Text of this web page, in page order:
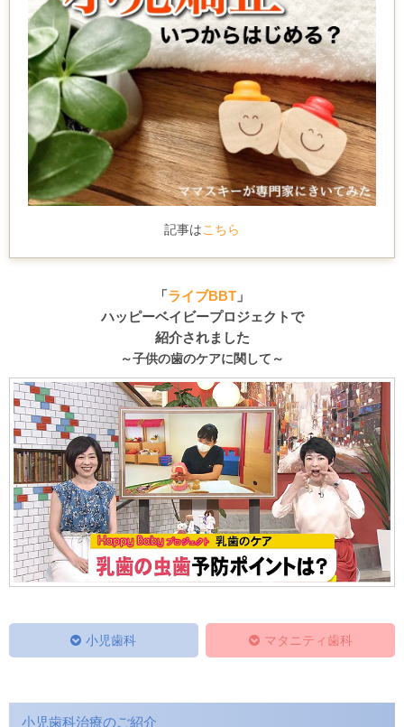
記事は こちら
「ライブBBT 」
ハッピーベイビープロジェクトで
紹介されました
～子供の歯のケアに関して～
小児歯科 マタニティ歯科
小児歯科治療のご紹介